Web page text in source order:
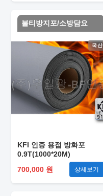
불티방지포/소방담요
국산
KFI 인증 용접 방화포
0.9T(1000*20M)
700,000 원
상세보기